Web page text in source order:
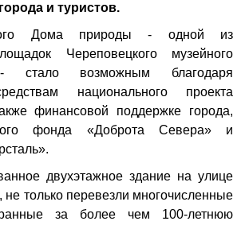
и туристов.
Дома природы - одной из
Череповецкого музейного
стало возможным благодаря
национального проекта
финансовой поддержке города,
фонда «Доброта Севера» и
двухэтажное здание на улице
не только перевезли многочисленные
за более чем 100-летнюю